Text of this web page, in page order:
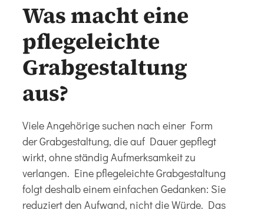
Was macht eine
pflegeleichte
Grabgestaltung
aus?
Viele Angehörige suchen nach einer Form
der Grabgestaltung, die auf Dauer gepflegt
wirkt, ohne ständig Aufmerksamkeit zu
verlangen. Eine pflegeleichte Grabgestaltung
folgt deshalb einem einfachen Gedanken: Sie
reduziert den Aufwand, nicht die Würde. Das